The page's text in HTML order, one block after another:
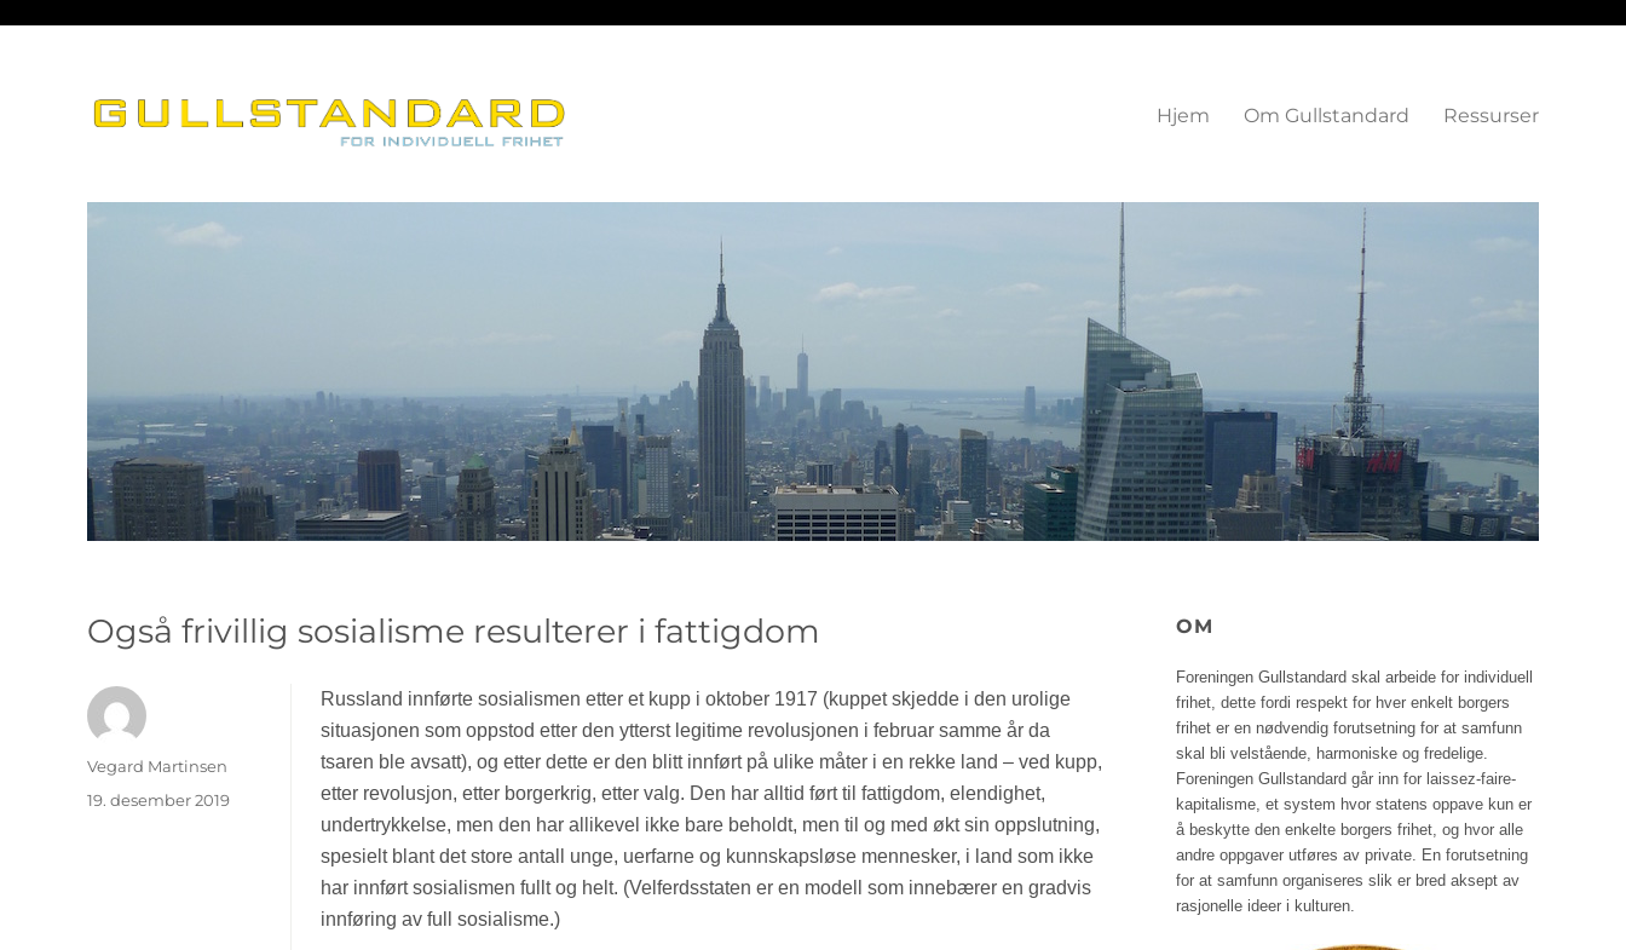
Hjem Om Gullstandard Ressurser
Også frivillig sosialisme resulterer i fattigdom
Russland innførte sosialismen etter et kupp i oktober 1917 (kuppet skjedde i den urolige
situasjonen som oppstod etter den ytterst legitime revolusjonen i februar samme år da
tsaren ble avsatt), og etter dette er den blitt innført på ulike måter i en rekke land – ved kupp,
etter revolusjon, etter borgerkrig, etter valg. Den har alltid ført til fattigdom, elendighet,
undertrykkelse, men den har allikevel ikke bare beholdt, men til og med økt sin oppslutning,
spesielt blant det store antall unge, uerfarne og kunnskapsløse mennesker, i land som ikke
har innført sosialismen fullt og helt. (Velferdsstaten er en modell som innebærer en gradvis
innføring av full sosialisme.)
Forfatter
Vegard Martinsen
Publisert
19. desember 2019
OM
Foreningen Gullstandard skal arbeide for individuell
frihet, dette fordi respekt for hver enkelt borgers
frihet er en nødvendig forutsetning for at samfunn
skal bli velstående, harmoniske og fredelige.
Foreningen Gullstandard går inn for laissez-faire-
kapitalisme, et system hvor statens oppave kun er
å beskytte den enkelte borgers frihet, og hvor alle
andre oppgaver utføres av private. En forutsetning
for at samfunn organiseres slik er bred aksept av
rasjonelle ideer i kulturen.